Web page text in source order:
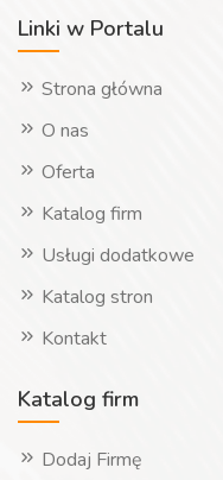
Linki w Portalu
Strona główna
O nas
Oferta
Katalog firm
Usługi dodatkowe
Katalog stron
Kontakt
Katalog firm
Dodaj Firmę